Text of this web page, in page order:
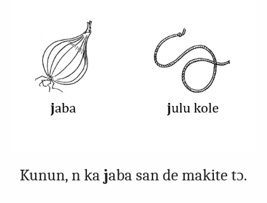
Kunun, n ka jaba san de makite tɔ.